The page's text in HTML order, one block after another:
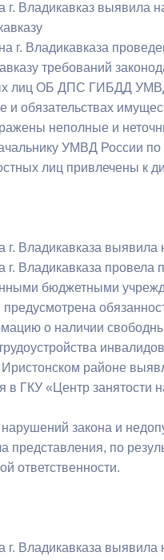
г. Владикавказ выявила
г. Владикавказа
требований
лиц ОБ ДПС ГИБДД
обязательствах
неполные и
УМВД России по
лиц привлечены к
г. Владикавказа
г. Владикавказа
бюджетными
о наличии
районе
ГКУ «Центр занятости
закона и
представления, по
ответственности.
г. Владикавказа